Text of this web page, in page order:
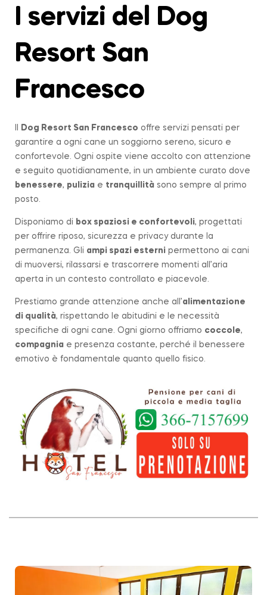
I servizi del Dog
Resort San
Francesco
Dog Resort San Francesco offre servizi pensati per
garantire a ogni cane un soggiorno sereno, sicuro e
confortevole. Ogni ospite viene accolto con attenzione
e seguito quotidianamente, in un ambiente curato dove
benessere, pulizia e tranquillità sono sempre al primo
posto.
Disponiamo di box spaziosi e confortevoli, progettati
per offrire riposo, sicurezza e privacy durante la
permanenza. Gli ampi spazi esterni permettono ai cani
di muoversi, rilassarsi e trascorrere momenti all’aria
aperta in un contesto controllato e piacevole.
Prestiamo grande attenzione anche all’alimentazione
di qualità, rispettando le abitudini e le necessità
specifiche di ogni cane. Ogni giorno offriamo coccole,
compagnia e presenza costante, perché il benessere
emotivo è fondamentale quanto quello fisico.